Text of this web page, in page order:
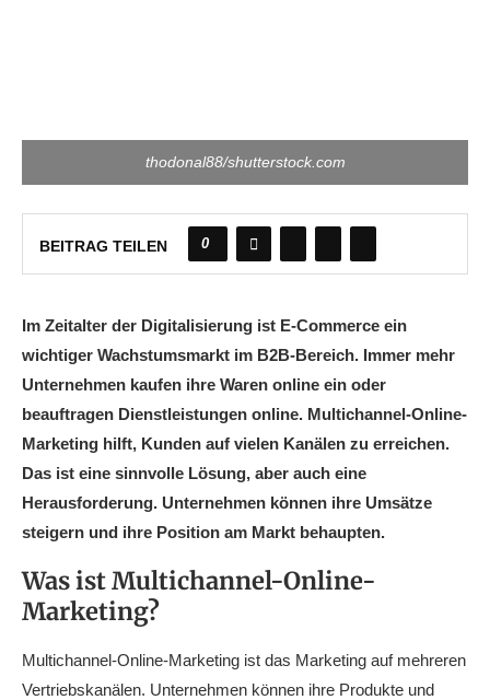
thodonal88/shutterstock.com
BEITRAG TEILEN 0
Im Zeitalter der Digitalisierung ist E-Commerce ein
wichtiger Wachstumsmarkt im B2B-Bereich. Immer mehr
Unternehmen kaufen ihre Waren online ein oder
beauftragen Dienstleistungen online. Multichannel-Online-
Marketing hilft, Kunden auf vielen Kanälen zu erreichen.
Das ist eine sinnvolle Lösung, aber auch eine
Herausforderung. Unternehmen können ihre Umsätze
steigern und ihre Position am Markt behaupten.
Was ist Multichannel-Online-
Marketing?
Multichannel-Online-Marketing ist das Marketing auf mehreren
Vertriebskanälen. Unternehmen können ihre Produkte und